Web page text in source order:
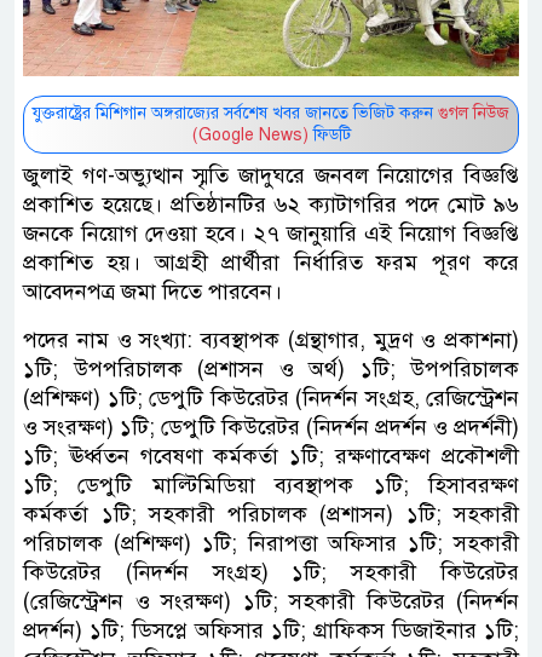
যুক্তরাষ্ট্রের মিশিগান অঙ্গরাজ্যের সর্বশেষ খবর জানতে ভিজিট করুন গুগল নিউজ
(Google News) ফিডটি
জুলাই গণ-অভ্যুত্থান স্মৃতি জাদুঘরে জনবল নিয়োগের বিজ্ঞপ্তি
প্রকাশিত হয়েছে। প্রতিষ্ঠানটির ৬২ ক্যাটাগরির পদে মোট ৯৬
জনকে নিয়োগ দেওয়া হবে। ২৭ জানুয়ারি এই নিয়োগ বিজ্ঞপ্তি
প্রকাশিত হয়। আগ্রহী প্রার্থীরা নির্ধারিত ফরম পূরণ করে
আবেদনপত্র জমা দিতে পারবেন।
পদের নাম ও সংখ্যা: ব্যবস্থাপক (গ্রন্থাগার, মুদ্রণ ও প্রকাশনা)
১টি; উপপরিচালক (প্রশাসন ও অর্থ) ১টি; উপপরিচালক
(প্রশিক্ষণ) ১টি; ডেপুটি কিউরেটর (নিদর্শন সংগ্রহ, রেজিস্ট্রেশন
ও সংরক্ষণ) ১টি; ডেপুটি কিউরেটর (নিদর্শন প্রদর্শন ও প্রদর্শনী)
১টি; ঊর্ধ্বতন গবেষণা কর্মকর্তা ১টি; রক্ষণাবেক্ষণ প্রকৌশলী
১টি; ডেপুটি মাল্টিমিডিয়া ব্যবস্থাপক ১টি; হিসাবরক্ষণ
কর্মকর্তা ১টি; সহকারী পরিচালক (প্রশাসন) ১টি; সহকারী
পরিচালক (প্রশিক্ষণ) ১টি; নিরাপত্তা অফিসার ১টি; সহকারী
কিউরেটর (নিদর্শন সংগ্রহ) ১টি; সহকারী কিউরেটর
(রেজিস্ট্রেশন ও সংরক্ষণ) ১টি; সহকারী কিউরেটর (নিদর্শন
প্রদর্শন) ১টি; ডিসপ্লে অফিসার ১টি; গ্রাফিকস ডিজাইনার ১টি;